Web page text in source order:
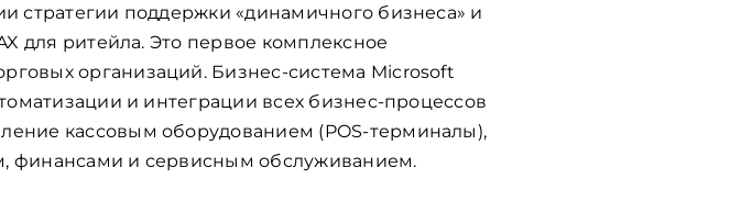
стратегии поддержки «динамичного бизнеса» и
для ритейла. Это первое комплексное
организаций. Бизнес-система Microsoft
и интеграции всех бизнес-процессов
кассовым оборудованием (POS-терминалы),
финансами и сервисным обслуживанием.